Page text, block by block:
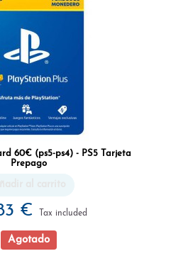
60€ (ps5-ps4) - PS5 Tarjeta
Prepago
€ Tax included
Agotado